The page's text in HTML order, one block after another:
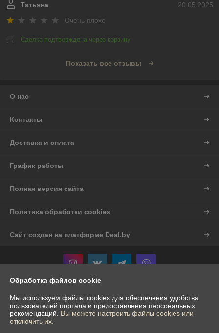
20.05.2025
Татьяна
Очень плохо
Сделка подтверждена через корзину
Показать все отзывы
О нас
Контакты
Доставка и оплата
График работы
Полная версия сайта
Политика обработки cookies
Сайт создан на платформе Deal.by
Информация для покупателя
Индивидуальный предприниматель:ИП Шостак Александр Андреевич
Гродненская обл. д.Богуславово д.16
Обработка файлов cookie
Мы используем файлы cookies для обеспечения удобства
пользователей портала и предоставления персональных
рекомендаций. Вы можете настроить файлы cookies или
отключить их.